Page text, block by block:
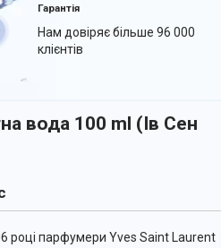
Гарантія
Нам довіряє більше 96 000
клієнтів
вода 100 ml (Ів Сен
році парфумери Yves Saint Laurent